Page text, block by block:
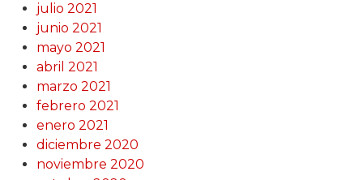
julio 2021
junio 2021
mayo 2021
abril 2021
marzo 2021
febrero 2021
enero 2021
diciembre 2020
noviembre 2020